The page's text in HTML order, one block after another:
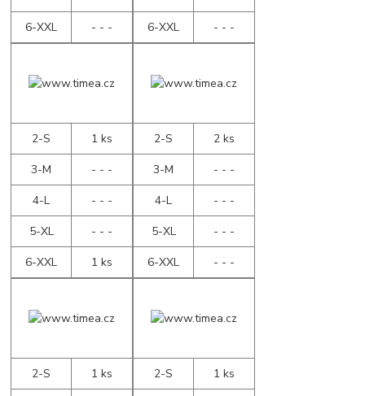
6-XXL
- - -
6-XXL
- - -
2-S
1 ks
3-M
- - -
4-L
- - -
5-XL
- - -
6-XXL
1 ks
2-S
2 ks
3-M
- - -
4-L
- - -
5-XL
- - -
6-XXL
- - -
2-S
1 ks
2-S
1 ks